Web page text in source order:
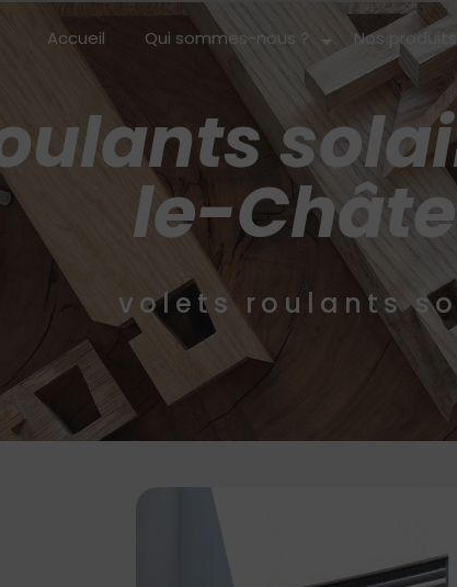
Accueil Qui sommes-nous ? Nos
le-
volets roulants